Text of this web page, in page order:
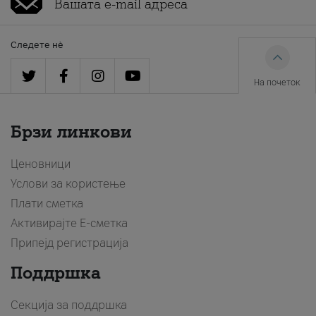
Следете нè
На почеток
Брзи линкови
Ценовници
Услови за користење
Плати сметка
Активирајте Е-сметка
Припејд регистрација
Поддршка
Секција за поддршка